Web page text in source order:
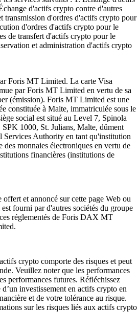
d'actifs crypto contre d'autres
transmission d'ordres d'actifs crypto pour
d'ordres d'actifs crypto pour le
de transfert d'actifs crypto pour le
et administration d'actifs crypto
Foris MT Limited. La carte Visa
par Foris MT Limited en vertu de sa
(émission). Foris MT Limited est une
constituée à Malte, immatriculée sous le
social est situé au Level 7, Spinola
1000, St. Julians, Malte, dûment
Services Authority en tant qu'institution
des monnaies électroniques en vertu de
financières (institutions de
et annoncé sur cette page Web ou
est fourni par d'autres sociétés du groupe
réglementés de Foris DAX MT
crypto comporte des risques et peut
Veuillez noter que les performances
performances futures. Réfléchissez
investissement en actifs crypto en
et de votre tolérance au risque.
sur les risques liés aux actifs crypto